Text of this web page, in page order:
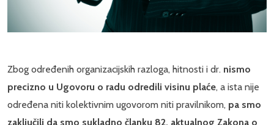
Zbog određenih organizacijskih razloga, hitnosti i dr. nismo
precizno u Ugovoru o radu odredili visinu plaće, a ista nije
određena niti kolektivnim ugovorom niti pravilnikom, pa smo
zaključili da smo sukladno članku 82. aktualnog Zakona o